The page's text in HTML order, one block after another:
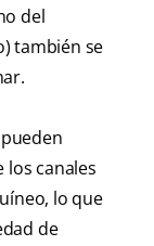
del
también se
los canales
lo que
de